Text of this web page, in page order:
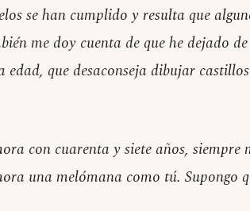
se han cumplido y resulta que
me doy cuenta de que he dejado de
que desaconseja dibujar
con cuarenta y siete años, siempre
una melómana como tú. Supongo